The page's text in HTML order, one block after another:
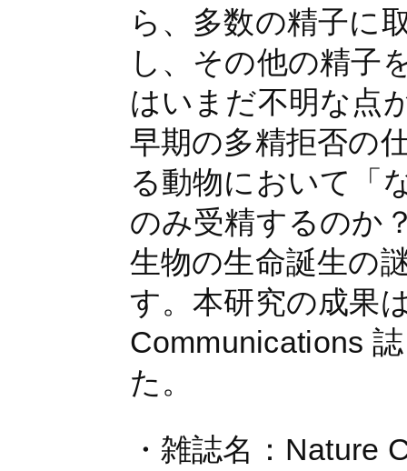
ら、多数の精子に
し、その他の精子
はいまだ不明な点
早期の多精拒否の
る動物において「
のみ受精するのか
生物の生命誕生の
す。本研究の成果
Communications
た。
・雑誌名：Nature